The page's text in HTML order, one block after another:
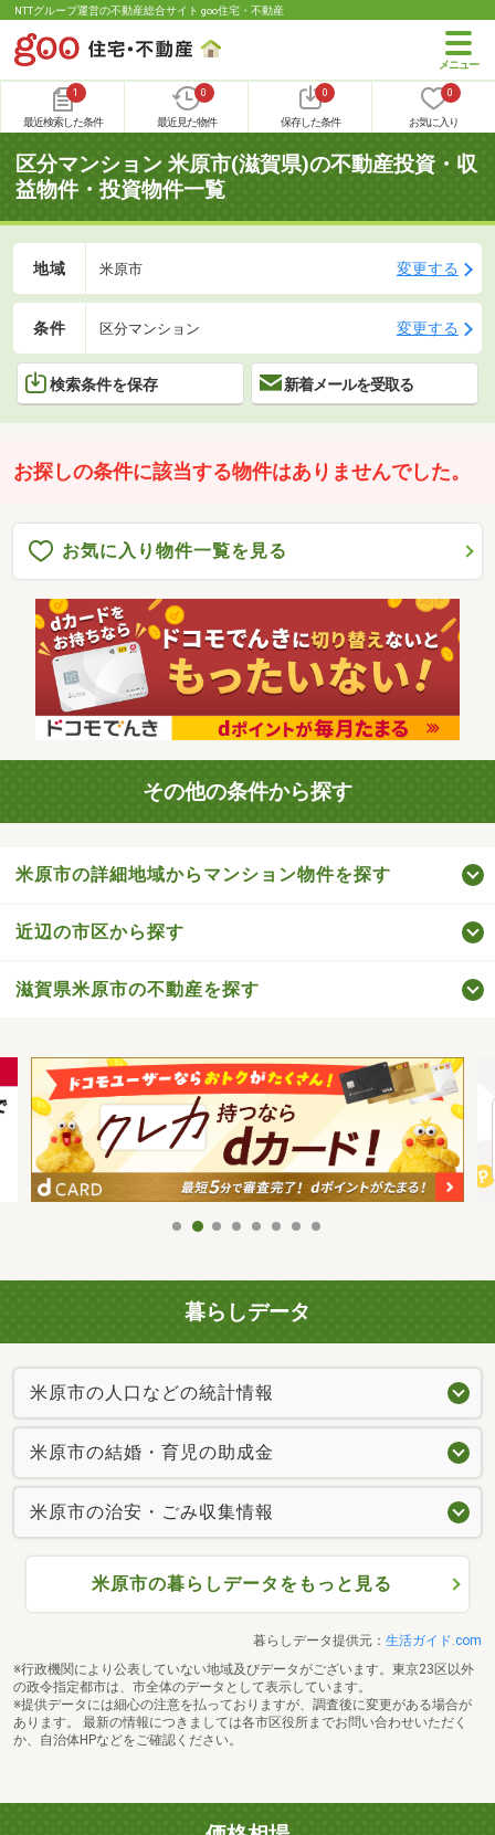
NTTグループ運営の不動産総合サイト goo住宅・不動産
1
最近検索した条件
0
最近見た物件
0
保存した条件
0
お気に入り
区分マンション 米原市(滋賀県)の不動産投資・収
益物件・投資物件一覧
地域 米原市 変更する
条件 区分マンション 変更する
検索条件を保存 新着メールを受取る
お探しの条件に該当する物件はありませんでした。
お気に入り物件一覧を見る
その他の条件から探す
米原市の詳細地域からマンション物件を探す
近辺の市区から探す
滋賀県米原市の不動産を探す
暮らしデータ
米原市の人口などの統計情報
米原市の結婚・育児の助成金
米原市の治安・ごみ収集情報
米原市の暮らしデータをもっと見る
暮らしデータ提供元： 生活ガイド.com
※行政機関により公表していない地域及びデータがございます。東京23区以外
の政令指定都市は、市全体のデータとして表示しています。
※提供データには細心の注意を払っておりますが、調査後に変更がある場合が
あります。 最新の情報につきましては各市区役所までお問い合わせいただく
か、自治体HPなどをご確認ください。